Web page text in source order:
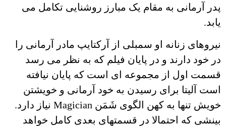
پدر آرمانی به مقام یک مبارز روشنایی تکامل می
یابد.
نیروهای زنانه او سمبلی از آرکتایپ مادر آرمانی را
در خود دارند و در پایان فیلم که به نظر می رسد
قسمت اول از مجموعه ای است که پایان نیافته
است آلیتا برای رسیدن به خود آرمانی و خویشتن
خویش تنها به کهن الگوی شَمَن Magician نیاز دارد.
بینشی که احتمالا در قسمتهای بعدی کامل خواهد